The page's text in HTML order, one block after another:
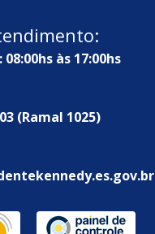
às 17:00hs
(Ramal 1025)